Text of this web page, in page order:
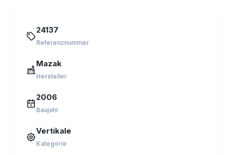
24137
Referenznummer
Mazak
Hersteller
2006
Baujahr
Vertikale
Kategorie